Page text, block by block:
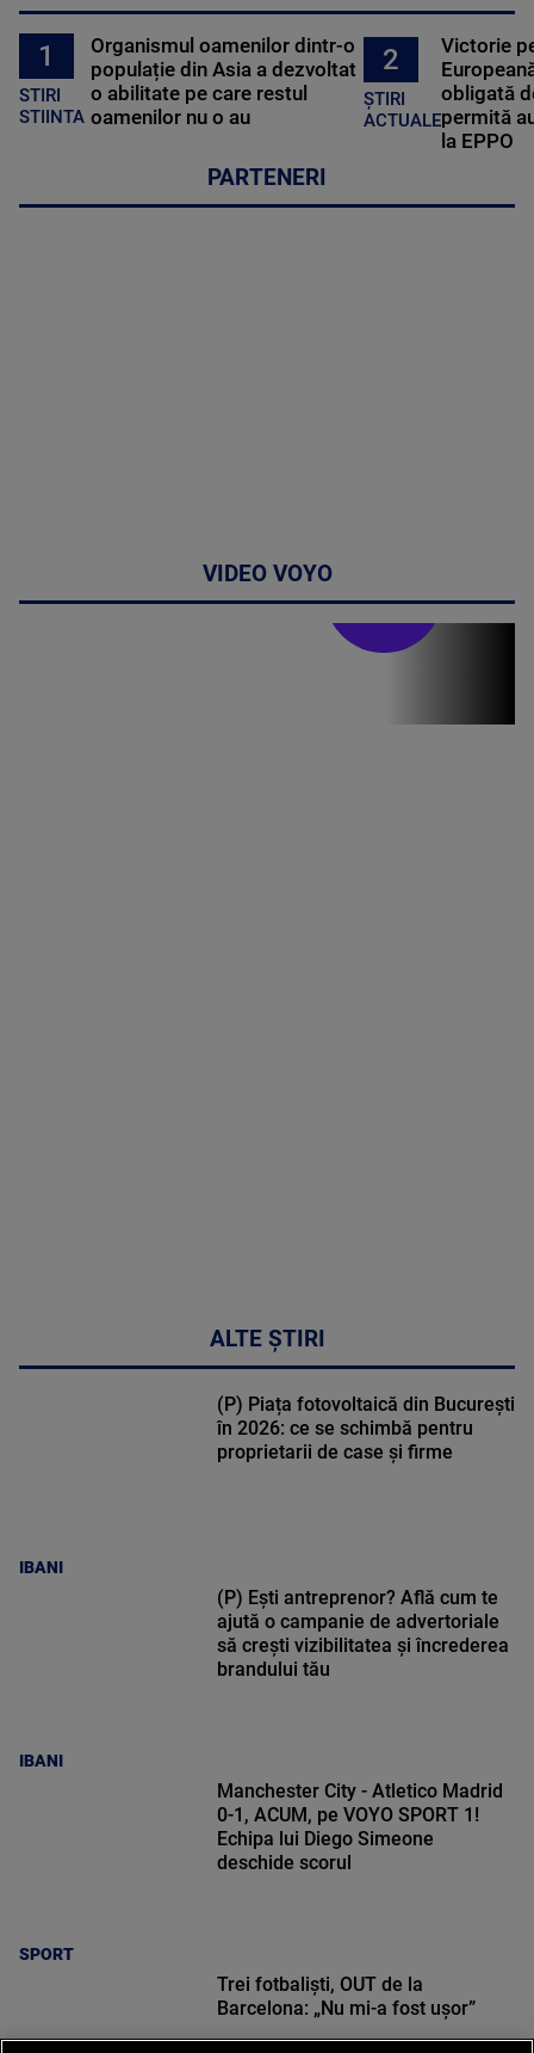
1
STIRI
STIINTA
Organismul oamenilor dintr-o
populație din Asia a dezvoltat
o abilitate pe care restul
oamenilor nu o au
2
ȘTIRI
ACTUALE
Victorie
obligată
permită
la EPPO
PARTENERI
VIDEO VOYO
ALTE ȘTIRI
IBANI
(P) Piața fotovoltaică din București
în 2026: ce se schimbă pentru
proprietarii de case și firme
IBANI
(P) Ești antreprenor? Află cum te
ajută o campanie de advertoriale
să crești vizibilitatea și încrederea
brandului tău
SPORT
Manchester City - Atletico Madrid
0-1, ACUM, pe VOYO SPORT 1!
Echipa lui Diego Simeone
deschide scorul
Trei fotbaliști, OUT de la
Barcelona: „Nu mi-a fost ușor”